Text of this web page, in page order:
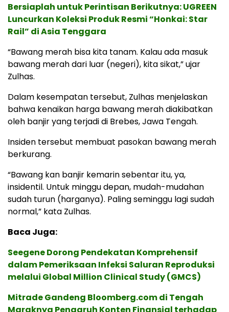
Bersiaplah untuk Perintisan Berikutnya: UGREEN
Luncurkan Koleksi Produk Resmi “Honkai: Star
Rail” di Asia Tenggara
“Bawang merah bisa kita tanam. Kalau ada masuk
bawang merah dari luar (negeri), kita sikat,” ujar
Zulhas.
Dalam kesempatan tersebut, Zulhas menjelaskan
bahwa kenaikan harga bawang merah diakibatkan
oleh banjir yang terjadi di Brebes, Jawa Tengah.
Insiden tersebut membuat pasokan bawang merah
berkurang.
“Bawang kan banjir kemarin sebentar itu, ya,
insidentil. Untuk minggu depan, mudah-mudahan
sudah turun (harganya). Paling seminggu lagi sudah
normal,” kata Zulhas.
Baca Juga:
Seegene Dorong Pendekatan Komprehensif
dalam Pemeriksaan Infeksi Saluran Reproduksi
melalui Global Million Clinical Study (GMCS)
Mitrade Gandeng Bloomberg.com di Tengah
Maraknya Pengaruh Konten Finansial terhadap